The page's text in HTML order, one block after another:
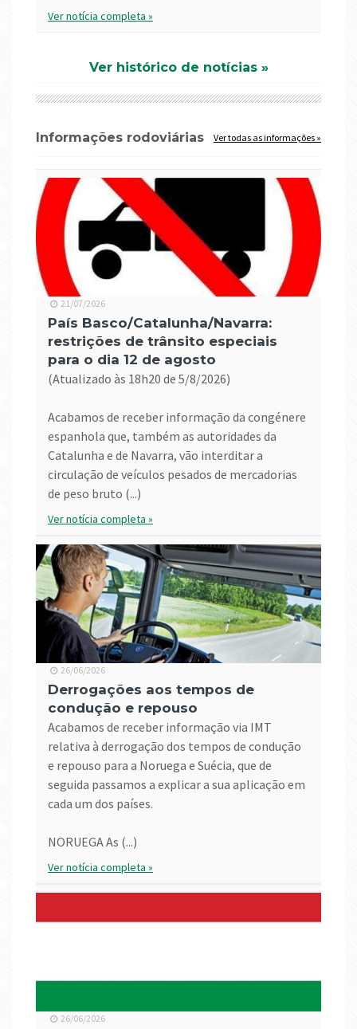
Ver notícia completa »
Ver histórico de notícias »
Informações rodoviárias Ver todas as informações »
21/07/2026
País Basco/Catalunha/Navarra:
restrições de trânsito especiais
para o dia 12 de agosto
(atualizado às 18h20 de 5/8/2026)
Acabamos de receber informação da congénere
espanhola que, também as autoridades da
Catalunha e de Navarra, vão interditar a
circulação de veículos pesados de mercadorias
de peso bruto (...)
Ver notícia completa »
26/06/2026
Derrogações aos tempos de
condução e repouso
Acabamos de receber informação via IMT
relativa à derrogação dos tempos de condução
e repouso para a Noruega e Suécia, que de
seguida passamos a explicar a sua aplicação em
cada um dos países.
NORUEGA As (...)
Ver notícia completa »
26/06/2026